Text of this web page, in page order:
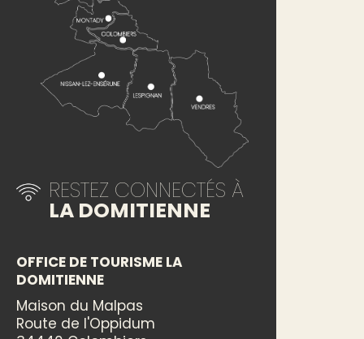
RESTEZ CONNECTÉS À
LA DOMITIENNE
OFFICE DE TOURISME LA
DOMITIENNE
Maison du Malpas
Route de l'Oppidum